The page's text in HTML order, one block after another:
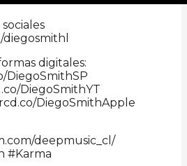
digitales:
DiegoSmithSP
DiegoSmithYT
DiegoSmithApple
deepmusic_cl/
#Karma